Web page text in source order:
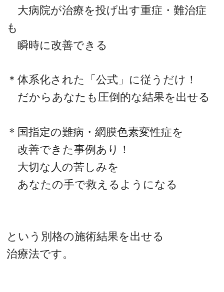
大病院が治療を投げ出す重症・難治症
も
瞬時に改善できる
＊体系化された「公式」に従うだけ！
だからあなたも圧倒的な結果を出せる
＊国指定の難病・網膜色素変性症を
改善できた事例あり！
大切な人の苦しみを
あなたの手で救えるようになる
という別格の施術結果を出せる
治療法です。